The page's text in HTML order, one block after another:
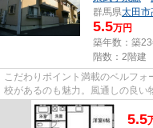
群馬県太田市
5.5万円
築年数：築23
階数：2階建
こだわりポイント満載のベルフ
校があるのも魅力。風通しの良い
はアパートです。ココ東武伊...
5.5